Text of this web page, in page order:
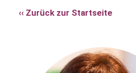
‹‹ Zurück zur Startseite